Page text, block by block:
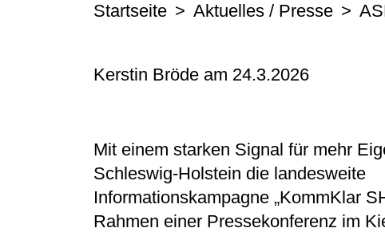
Startseite Aktuelles / Presse
Kerstin Bröde am 24.3.2026
Mit einem starken Signal für mehr
Schleswig-Holstein die landesweite
Informationskampagne „KommKlar
Rahmen einer Pressekonferenz im